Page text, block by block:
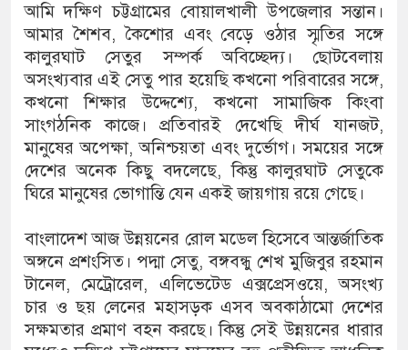
আমি দক্ষিণ চট্টগ্রামের বোয়ালখালী উপজেলার সন্তান।
আমার শৈশব, কৈশোর এবং বেড়ে ওঠার স্মৃতির সঙ্গে
কালুরঘাট সেতুর সম্পর্ক অবিচ্ছেদ্য। ছোটবেলায়
অসংখ্যবার এই সেতু পার হয়েছি কখনো পরিবারের সঙ্গে,
কখনো শিক্ষার উদ্দেশ্যে, কখনো সামাজিক কিংবা
সাংগঠনিক কাজে। প্রতিবারই দেখেছি দীর্ঘ যানজট,
মানুষের অপেক্ষা, অনিশ্চয়তা এবং দুর্ভোগ। সময়ের সঙ্গে
দেশের অনেক কিছু বদলেছে, কিন্তু কালুরঘাট সেতুকে
ঘিরে মানুষের ভোগান্তি যেন একই জায়গায় রয়ে গেছে।
বাংলাদেশ আজ উন্নয়নের রোল মডেল হিসেবে আন্তর্জাতিক
অঙ্গনে প্রশংসিত। পদ্মা সেতু, বঙ্গবন্ধু শেখ মুজিবুর রহমান
টানেল, মেট্রোরেল, এলিভেটেড এক্সপ্রেসওয়ে, অসংখ্য
চার ও ছয় লেনের মহাসড়ক এসব অবকাঠামো দেশের
সক্ষমতার প্রমাণ বহন করছে। কিন্তু সেই উন্নয়নের ধারার